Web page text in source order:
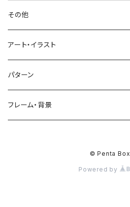
節分
おばけ
スケルトン
ジャックオランタン
鬼
川
月
太陽
雪
ひまわり
ハイビスカス
やしの木
あさがお
ツル
カモメ
サカナ
イワシ
トラ
ウサギ
クマ
キャンディー
ジンジャーマンクッキー
リンゴ
鏡餅
ナス
トマト
飲み物
ビール
ソーダ
洋食
カレー
バーベキュー
サングラス
ビーチサンダル
文房具
はさみ
おりがみ
コスメ
遊具
ぬいぐるみ
キッチン用品
花粉症
風邪
ビジネス
病院
その他
ハート
デジタル
街並み
アート・イラスト
パターン
フレーム・背景
© Penta Box
Powered by